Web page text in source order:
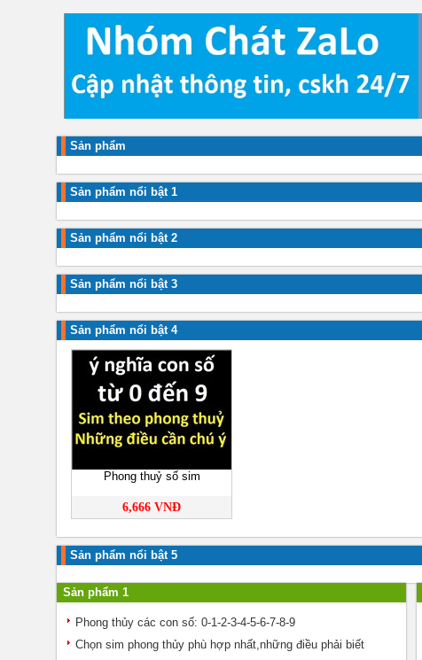
Sản phẩm
Sản phẩm nổi bật 1
Sản phẩm nổi bật 2
Sản phẩm nổi bật 3
Sản phẩm nổi bật 4
Phong thuỷ số sim
6,666 VNĐ
Sản phẩm nổi bật 5
Sản phẩm 1
Phong thủy các con số: 0-1-2-3-4-5-6-7-8-9
Chọn sim phong thủy phù hợp nhất,những điều phải biết